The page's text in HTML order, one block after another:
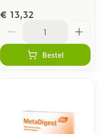
€ 13,32
Bestel